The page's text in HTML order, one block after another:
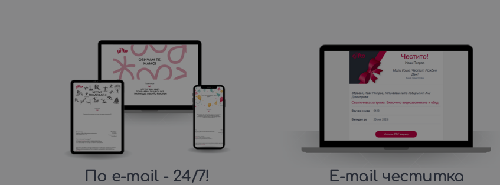
По e-mail- 24/7! E-mail честитка